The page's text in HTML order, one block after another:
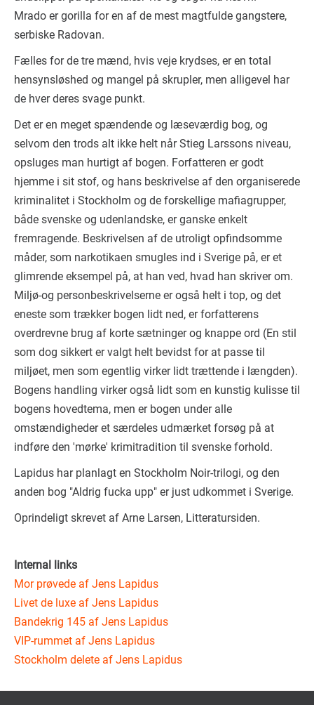
Mrado er gorilla for en af de mest magtfulde gangstere,
serbiske Radovan.
Fælles for de tre mænd, hvis veje krydses, er en total
hensynsløshed og mangel på skrupler, men alligevel har
de hver deres svage punkt.
Det er en meget spændende og læseværdig bog, og
selvom den trods alt ikke helt når Stieg Larssons niveau,
opsluges man hurtigt af bogen. Forfatteren er godt
hjemme i sit stof, og hans beskrivelse af den organiserede
kriminalitet i Stockholm og de forskellige mafiagrupper,
både svenske og udenlandske, er ganske enkelt
fremragende. Beskrivelsen af de utroligt opfindsomme
måder, som narkotikaen smugles ind i Sverige på, er et
glimrende eksempel på, at han ved, hvad han skriver om.
Miljø-og personbeskrivelserne er også helt i top, og det
eneste som trækker bogen lidt ned, er forfatterens
overdrevne brug af korte sætninger og knappe ord (En stil
som dog sikkert er valgt helt bevidst for at passe til
miljøet, men som egentlig virker lidt trættende i længden).
Bogens handling virker også lidt som en kunstig kulisse til
bogens hovedtema, men er bogen under alle
omstændigheder et særdeles udmærket forsøg på at
indføre den 'mørke' krimitradition til svenske forhold.
Lapidus har planlagt en Stockholm Noir-trilogi, og den
anden bog "Aldrig fucka upp" er just udkommet i Sverige.
Oprindeligt skrevet af Arne Larsen, Litteratursiden.
Internal links
Mor prøvede af Jens Lapidus
Livet de luxe af Jens Lapidus
Bandekrig 145 af Jens Lapidus
VIP-rummet af Jens Lapidus
Stockholm delete af Jens Lapidus